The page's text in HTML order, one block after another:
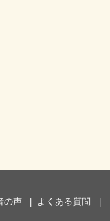
の声
よくある質問